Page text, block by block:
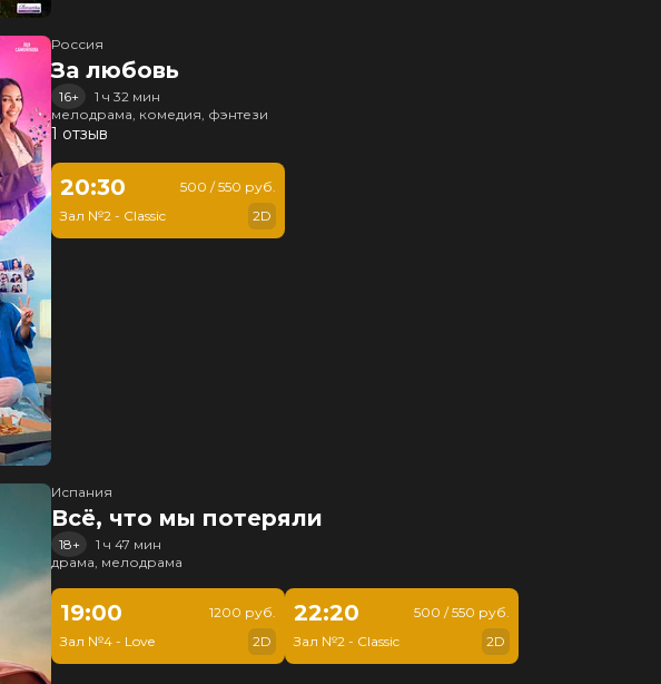
Россия
За любовь
16+
1 ч 32 мин
мелодрама, комедия, фэнтези
1 отзыв
20:30
Зал №2 - Classic
500 / 550 руб.
2D
Испания
Всё, что мы потеряли
18+
1 ч 47 мин
драма, мелодрама
19:00
Зал №4 - Love
1200 руб.
2D
22:20
Зал №2 - Classic
500 / 550 руб.
2D